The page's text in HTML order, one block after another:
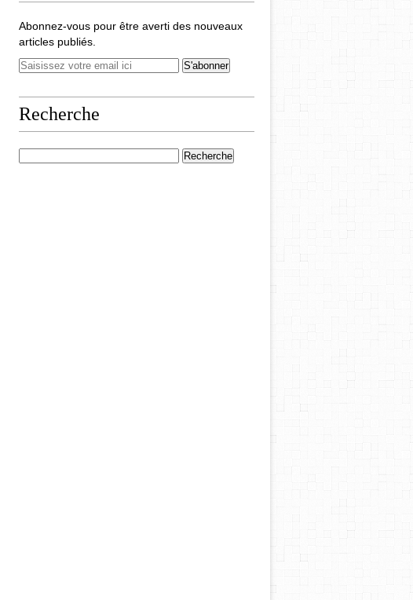
Abonnez-vous pour être averti des nouveaux
articles publiés.
Recherche